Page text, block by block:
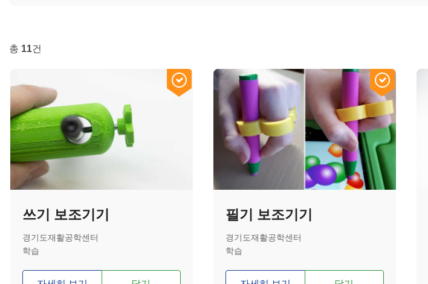
총 11건
쓰기 보조기기
경기도재활공학센터
학습
필기 보조기기
경기도재활공학센터
학습